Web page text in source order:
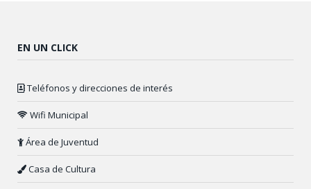
EN UN CLICK
Teléfonos y direcciones de interés
Wifi Municipal
Área de Juventud
Casa de Cultura